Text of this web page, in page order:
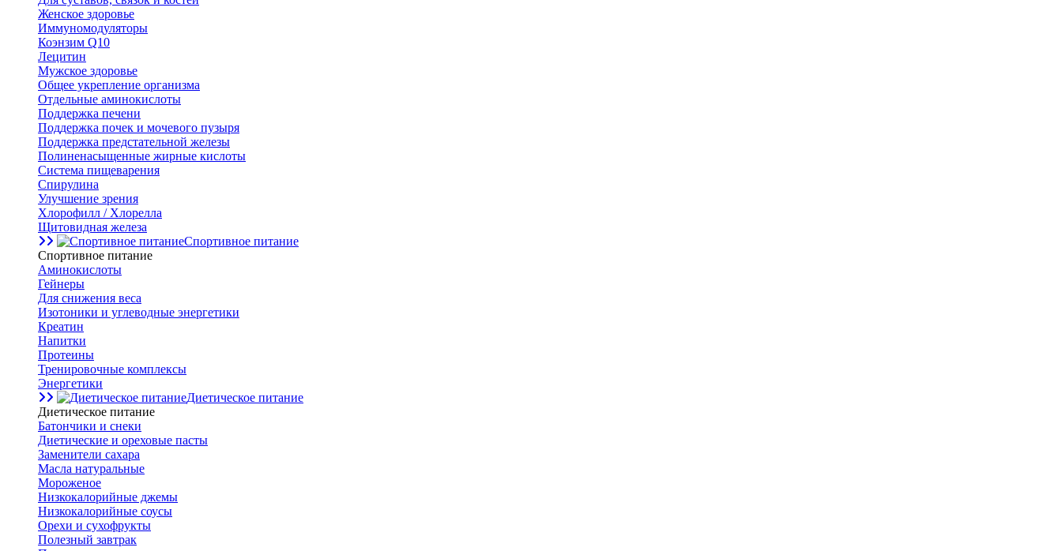
Женское здоровье
Иммуномодуляторы
Коэнзим Q10
Лецитин
Мужское здоровье
Общее укрепление организма
Отдельные аминокислоты
Поддержка печени
Поддержка почек и мочевого пузыря
Поддержка предстательной железы
Полиненасыщенные жирные кислоты
Система пищеварения
Спирулина
Улучшение зрения
Хлорофилл / Хлорелла
Щитовидная железа
Спортивное питание
Спортивное питание
Аминокислоты
Гейнеры
Для снижения веса
Изотоники и углеводные энергетики
Креатин
Напитки
Протеины
Тренировочные комплексы
Энергетики
Диетическое питание
Диетическое питание
Батончики и снеки
Диетические и ореховые пасты
Заменители сахара
Масла натуральные
Мороженое
Низкокалорийные джемы
Низкокалорийные соусы
Орехи и сухофрукты
Полезный завтрак